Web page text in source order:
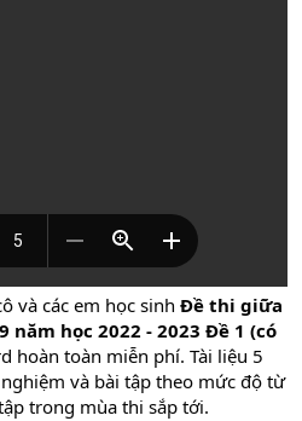
và các em học sinh Đề thi giữa
năm học 2022 - 2023 Đề 1 (có
hoàn toàn miễn phí. Tài liệu 5
và bài tập theo mức độ từ
trong mùa thi sắp tới.